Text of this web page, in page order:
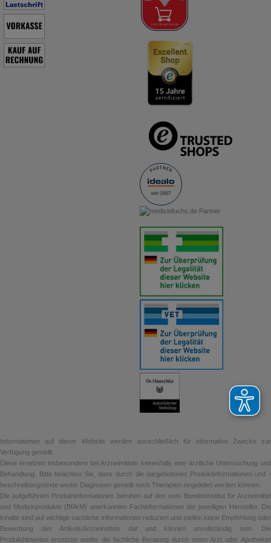
Informationen auf dieser Website werden ausschließlich für informative Zwecke zur
Verfügung gestellt.
Diese ersetzen insbesondere bei Arzneimitteln keinesfalls eine ärztliche Untersuchung und
Behandlung. Bitte beachten Sie, dass durch die dargebotenen Produktinformationen und -
beschreibungstexte weder Diagnosen gestellt noch Therapien eingeleitet werden können.
Die aufgeführten Produktinformationen beruhen auf den vom Bundesinstitut für Arzneimittel
und Medizinprodukte (BfArM) anerkannten Fachinformationen der jeweiligen Hersteller. Die
Inhalte sind auf wichtige sachliche Informationen reduziert und stellen keine Empfehlung oder
Bewerbung des Artikels/Arzneimittels dar und können unvollständig sein. Die
Produkthinweise ersetzen weder die fachliche Beratung durch einen Arzt oder Apotheker